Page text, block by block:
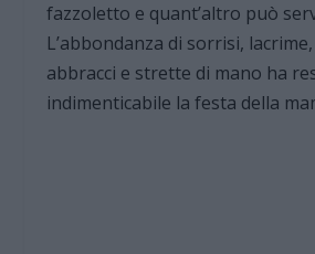
fazzoletto e quant’altro può
L’abbondanza di sorrisi,
abbracci e strette di mano ha
indimenticabile la festa della